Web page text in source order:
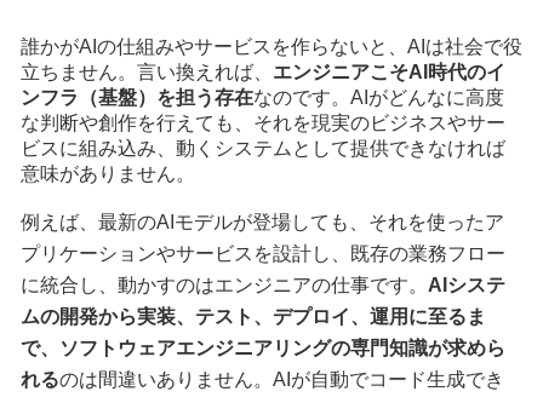
誰かがAIの仕組みやサービスを作らないと、AIは社会で役
立ちません。言い換えれば、 エンジニアこそAI時代のイ
ンフラ（基盤）を担う存在なのです。AIがどんなに高度
な判断や創作を行えても、それを現実のビジネスやサー
ビスに組み込み、動くシステムとして提供できなければ
意味がありません。
例えば、最新のAIモデルが登場しても、それを使ったア
プリケーションやサービスを設計し、既存の業務フロー
に統合し、動かすのはエンジニアの仕事です。 AIシステ
ムの開発から実装、テスト、デプロイ、運用に至るま
で、ソフトウェアエンジニアリングの専門知識が求めら
れるのは間違いありません。AIが自動でコード生成でき